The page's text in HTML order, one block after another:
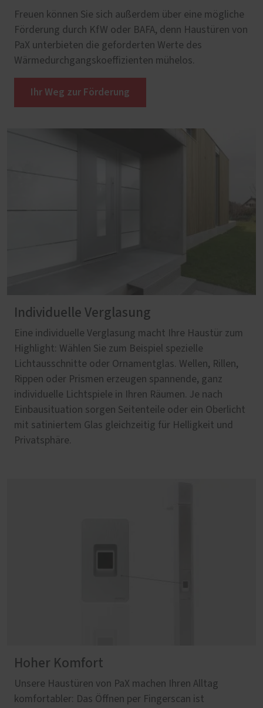
Freuen können Sie sich außerdem über eine mögliche
Förderung durch KfW oder BAFA, denn Haustüren von
PaX unterbieten die geforderten Werte des
Wärmedurchgangskoeffizienten mühelos.
Ihr Weg zur Förderung
Individuelle Verglasung
Eine individuelle Verglasung macht Ihre Haustür zum
Highlight: Wählen Sie zum Beispiel spezielle
Lichtausschnitte oder Ornamentglas. Wellen, Rillen,
Rippen oder Prismen erzeugen spannende, ganz
individuelle Lichtspiele in Ihren Räumen. Je nach
Einbausituation sorgen Seitenteile oder ein Oberlicht
mit satiniertem Glas gleichzeitig für Helligkeit und
Privatsphäre.
Hoher Komfort
Unsere Haustüren von PaX machen Ihren Alltag
komfortabler: Das Öffnen per Fingerscan ist